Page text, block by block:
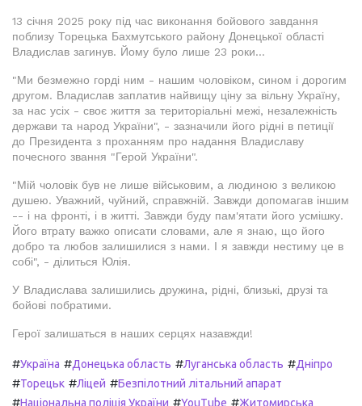
13 січня 2025 року під час виконання бойового завдання
поблизу Торецька Бахмутського району Донецької області
Владислав загинув. Йому було лише 23 роки...
"Ми безмежно горді ним - нашим чоловіком, сином і дорогим
другом. Владислав заплатив найвищу ціну за вільну Україну,
за нас усіх - своє життя за територіальні межі, незалежність
держави та народ України", - зазначили його рідні в петиції
до Президента з проханням про надання Владиславу
почесного звання "Герой України".
"Мій чоловік був не лише військовим, а людиною з великою
душею. Уважний, чуйний, справжній. Завжди допомагав іншим
-- і на фронті, і в житті. Завжди буду пам'ятати його усмішку.
Його втрату важко описати словами, але я знаю, що його
добро та любов залишилися з нами. І я завжди нестиму це в
собі", - ділиться Юлія.
У Владислава залишились дружина, рідні, близькі, друзі та
бойові побратими.
Герої залишаться в наших серцях назавжди!
#Україна #Донецька область #Луганська область #Дніпро
#Торецьк #Ліцей #Безпілотний літальний апарат
#Національна поліція України #YouTube #Житомирська